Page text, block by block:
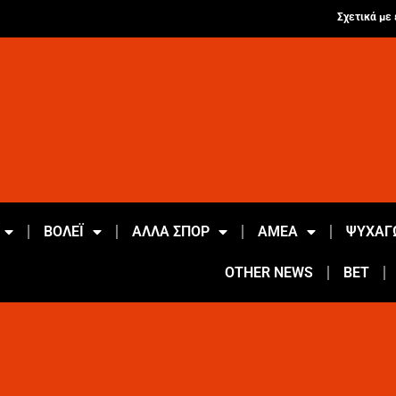
Σχετικά με
ΒΟΛΕΪ ΑΛΛΑ ΣΠΟΡ ΑΜΕΑ
OTHER NEWS BET